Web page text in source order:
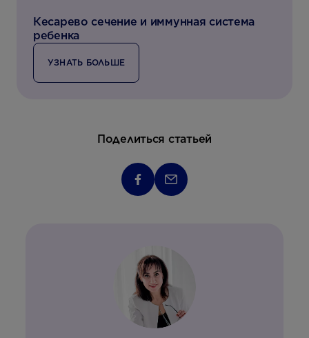
Кесарево сечение и иммунная система
ребенка
УЗНАТЬ БОЛЬШЕ
Поделиться статьей